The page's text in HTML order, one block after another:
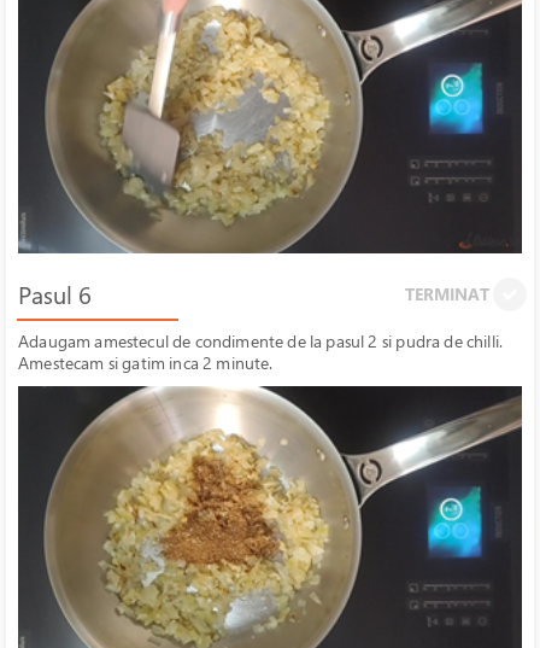
Pasul 6 TERMINAT
Adaugam amestecul de condimente de la pasul 2 si pudra de chilli.
Amestecam si gatim inca 2 minute.